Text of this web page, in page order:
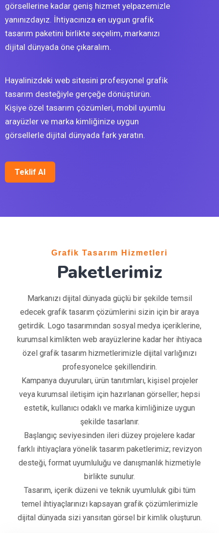
görsellerine kadar geniş hizmet yelpazemizle
yanınızdayız. İhtiyacınıza en uygun grafik
tasarım paketini birlikte seçelim, markanızı
dijital dünyada öne çıkaralım.
Hayalinizdeki web sitesini profesyonel grafik
tasarım desteğiyle gerçeğe dönüştürün.
Kişiye özel tasarım çözümleri, mobil uyumlu
arayüzler ve marka kimliğinize uygun
görsellerle dijital dünyada fark yaratın.
Teklif Al
Grafik Tasarım Hizmetleri
Paketlerimiz
Markanızı dijital dünyada güçlü bir şekilde temsil
edecek grafik tasarım çözümlerini sizin için bir araya
getirdik. Logo tasarımından sosyal medya içeriklerine,
kurumsal kimlikten web arayüzlerine kadar her ihtiyaca
özel grafik tasarım hizmetlerimizle dijital varlığınızı
profesyonelce şekillendirin.
Kampanya duyuruları, ürün tanıtımları, kişisel projeler
veya kurumsal iletişim için hazırlanan görseller; hepsi
estetik, kullanıcı odaklı ve marka kimliğinize uygun
şekilde tasarlanır.
Başlangıç seviyesinden ileri düzey projelere kadar
farklı ihtiyaçlara yönelik tasarım paketlerimiz; revizyon
desteği, format uyumluluğu ve danışmanlık hizmetiyle
birlikte sunulur.
Tasarım, içerik düzeni ve teknik uyumluluk gibi tüm
temel ihtiyaçlarınızı kapsayan grafik çözümlerimizle
dijital dünyada sizi yansıtan görsel bir kimlik oluşturun.